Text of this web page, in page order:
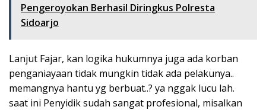
Pengeroyokan Berhasil Diringkus Polresta
Sidoarjo
Lanjut Fajar, kan logika hukumnya juga ada korban
penganiayaan tidak mungkin tidak ada pelakunya..
memangnya hantu yg berbuat..? ya nggak lucu lah.
saat ini Penyidik sudah sangat profesional, misalkan